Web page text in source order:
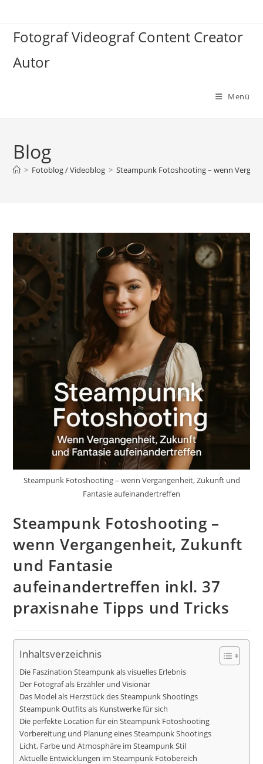
springen
Fotograf Videograf Content Creator
Autor
Menü
Blog
> Fotoblog / Videoblog > Steampunk Fotoshooting – wenn
Steampunk Fotoshooting – wenn Vergangenheit, Zukunft und
Fantasie aufeinandertreffen
Steampunk Fotoshooting –
wenn Vergangenheit, Zukunft
und Fantasie
aufeinandertreffen inkl. 37
praxisnahe Tipps und Tricks
Inhaltsverzeichnis
Die Faszination Steampunk als visuelles Erlebnis
Der Fotograf als Erzähler und Visionär
Das Model als Herzstück des Steampunk Shootings
Steampunk Outfits als Kunstwerke für sich
Die perfekte Location für ein Steampunk Fotoshooting
Vorbereitung und Planung eines Steampunk Shootings
Licht, Farbe und Atmosphäre im Steampunk Stil
Aktuelle Entwicklungen im Steampunk Fotobereich